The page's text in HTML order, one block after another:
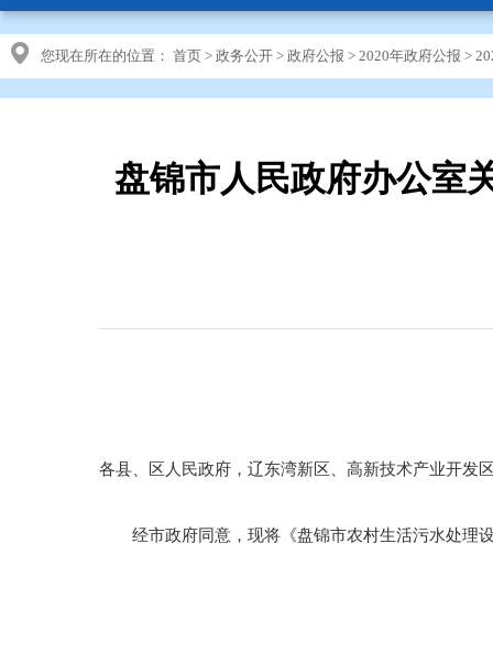
您现在所在的位置： 首页 > 政务公开 > 政府公报 > 2020年政府公报 >
盘锦市人民政府办公室
各县、区人民政府，辽东湾新区、高新技术产业开发
经市政府同意，现将《盘锦市农村生活污水处理